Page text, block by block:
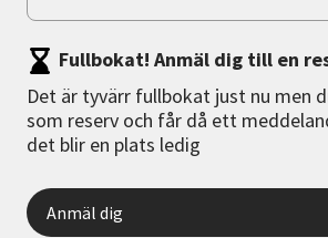
Fullbokat! Anmäl dig till en
Det är tyvärr fullbokat just nu men
som reserv och får då ett
det blir en plats ledig
Anmäl dig